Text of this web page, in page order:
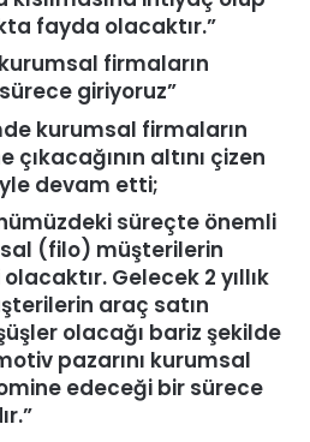
fayda olacaktır.”
firmaların
giriyoruz”
kurumsal firmaların
altını çizen
devam etti;
süreçte önemli
(filo) müşterilerin
Gelecek 2 yıllık
araç satın
olacağı bariz şekilde
pazarını kurumsal
edeceği bir sürece